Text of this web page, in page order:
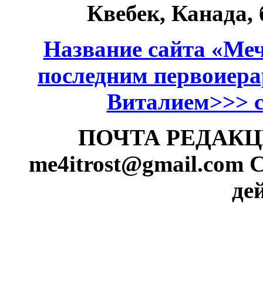
Квебек,
Название сайта
последним
Виталием>>>
ПОЧТА
me4itrost@gmail.com